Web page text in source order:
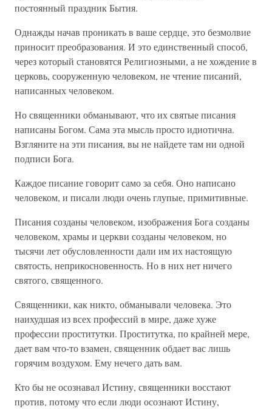
постоянный праздник Бытия.
Однажды начав проникать в ваше сердце, это безмолвие
приносит преобразования. И это единственный способ,
через который становятся Религиозными, а не хождение в
церковь, сооруженную человеком, не чтение писаний,
написанных человеком.
Но священники обманывают, что их святые писания
написаны Богом. Сама эта мысль просто идиотична.
Взгляните на эти писания, вы не найдете там ни одной
подписи Бога.
Каждое писание говорит само за себя. Оно написано
человеком, и писали люди очень глупые, примитивные.
Писания созданы человеком, изображения Бога созданы
человеком, храмы и церкви созданы человеком, но
тысячи лет обусловленности дали им их настоящую
святость, неприкосновенность. Но в них нет ничего
святого, священного.
Священники, как никто, обманывали человека. Это
наихудшая из всех профессий в мире, даже хуже
профессии проститутки. Проститутка, по крайней мере,
дает вам что-то взамен, священник обдает вас лишь
горячим воздухом. Ему нечего дать вам.
Кто бы не осознавал Истину, священники восстают
против, потому что если люди осознают Истину,